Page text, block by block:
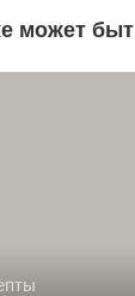
может